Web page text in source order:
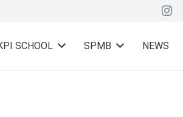
SCHOOL SPMB NEWS